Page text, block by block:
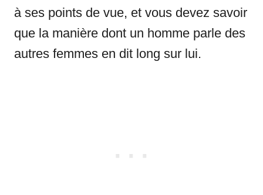
à ses points de vue, et vous devez savoir
que la manière dont un homme parle des
autres femmes en dit long sur lui.